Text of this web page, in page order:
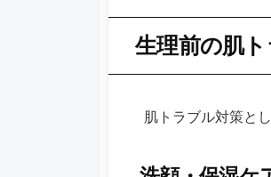
生理前の肌
肌トラブル対策と